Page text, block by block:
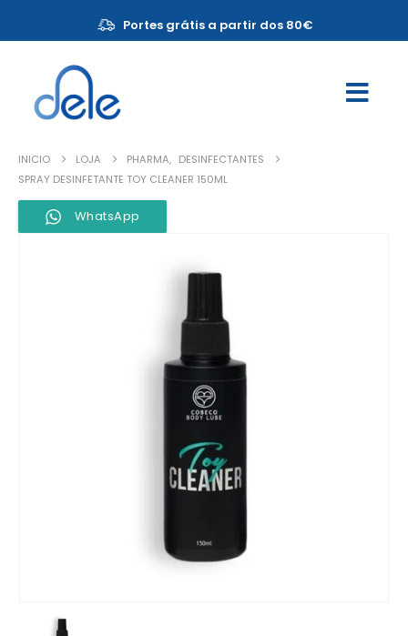
Portes grátis a partir dos 80€
INICIO LOJA PHARMA, DESINFECTANTES
SPRAY DESINFETANTE TOY CLEANER 150ML
WhatsApp